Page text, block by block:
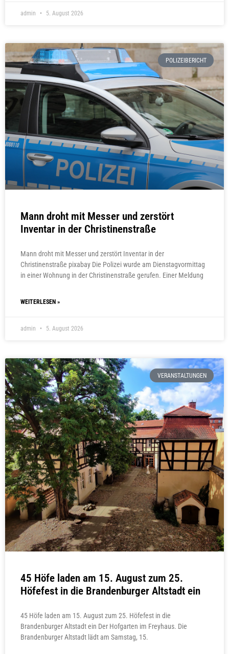
admin 5. August 2026
POLIZEIBERICHT
Mann droht mit Messer und zerstört
Inventar in der Christinenstraße
Mann droht mit Messer und zerstört Inventar in der
Christinenstraße pixabay Die Polizei wurde am Dienstagvormittag
in einer Wohnung in der Christinenstraße gerufen. Einer Meldung
WEITERLESEN »
admin 5. August 2026
VERANSTALTUNGEN
45 Höfe laden am 15. August zum 25.
Höfefest in die Brandenburger Altstadt ein
45 Höfe laden am 15. August zum 25. Höfefest in die
Brandenburger Altstadt ein Der Hofgarten im Freyhaus. Die
Brandenburger Altstadt lädt am Samstag, 15.